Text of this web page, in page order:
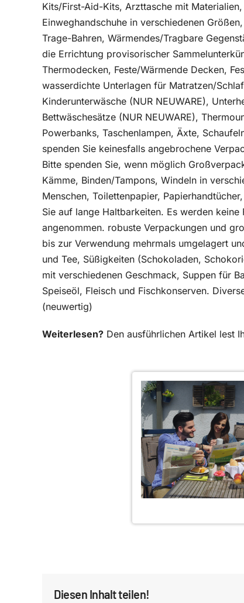
Kits/First-Aid-Kits, Arzttasche mit
Einweghandschuhe in verschiedenen
Trage-Bahren, Wärmendes/Tragbare
die Errichtung provisorischer
Thermodecken, Feste/Wärmende Decken,
wasserdichte Unterlagen für Matratzen/
Kinderunterwäsche (NUR NEUWARE),
Bettwäschesätze (NUR NEUWARE),
Powerbanks, Taschenlampen, Äxte,
spenden Sie keinesfalls angebrochene
Bitte spenden Sie, wenn möglich
Kämme, Binden/Tampons, Windeln in
Menschen, Toilettenpapier,
Sie auf lange Haltbarkeiten. Es werden
angenommen. robuste Verpackungen und
bis zur Verwendung mehrmals umgelagert
und Tee, Süßigkeiten (Schokoladen,
mit verschiedenen Geschmack, Suppen für
Speiseöl, Fleisch und Fischkonserven.
(neuwertig)
Weiterlesen? Den ausführlichen Artikel lest
Diesen Inhalt teilen!